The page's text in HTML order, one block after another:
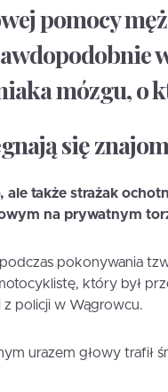
pomocy
mózgu, o
się
także strażak
na prywatnym
pokonywania
który był
z policji w Wągrowcu.
urazem głowy trafił